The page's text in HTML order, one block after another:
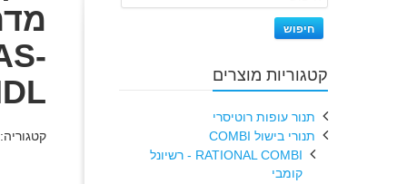
קטגוריה:
חיפוש
קטגוריות מוצרים
תנור עופות רוטיסרי
תנורי בישול COMBI
RATIONAL COMBI - רשיונל
קומבי